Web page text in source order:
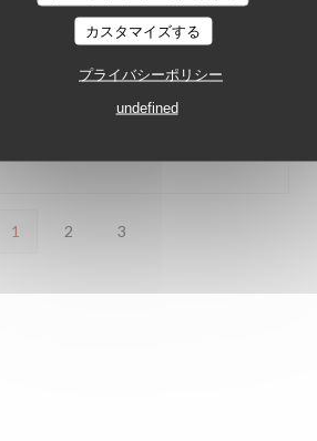
カスタマイズする
プライバシーポリシー
undefined
un lieu accueillant et chaleureux, à la
ce soit à l’intérieur ou sur la
Le personnel est vraiment
1 2 3